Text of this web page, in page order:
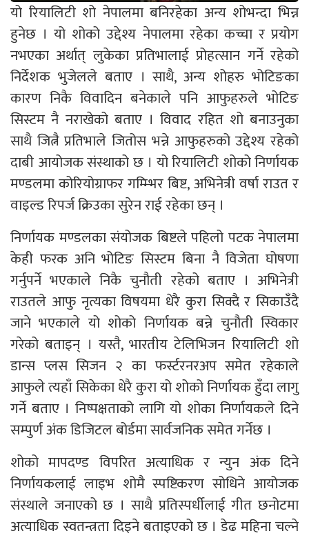
यो रियालिटी शो नेपालमा बनिरहेका अन्य शोभन्दा भिन्न
हुनेछ । यो शोको उद्देश्य नेपालमा रहेका कच्चा र प्रयोग
नभएका अर्थात् लुकेका प्रतिभालाई प्रोहत्सान गर्ने रहेको
निर्देशक भुजेलले बताए । साथै, अन्य शोहरु भोटिङका
कारण निकै विवादिन बनेकाले पनि आफुहरुले भोटिङ
सिस्टम नै नराखेको बताए । विवाद रहित शो बनाउनुका
साथै जित्नै प्रतिभाले जितोस भन्ने आफुहरुको उद्देश्य रहेको
दाबी आयोजक संस्थाको छ । यो रियालिटी शोको निर्णायक
मण्डलमा कोरियोग्राफर गम्म्भिर बिष्ट, अभिनेत्री वर्षा राउत र
वाइल्ड रिपर्ज क्रिउका सुरेन राई रहेका छन् ।
निर्णायक मण्डलका संयोजक बिष्टले पहिलो पटक नेपालमा
केही फरक अनि भोटिङ सिस्टम बिना नै विजेता घोषणा
गर्नुपर्ने भएकाले निकै चुनौती रहेको बताए । अभिनेत्री
राउतले आफु नृत्यका विषयमा धेरै कुरा सिक्दै र सिकाउँदै
जाने भएकाले यो शोको निर्णायक बन्ने चुनौती स्विकार
गरेको बताइन् । यस्तै, भारतीय टेलिभिजन रियालिटी शो
डान्स प्लस सिजन २ का फर्स्टरनरअप समेत रहेकाले
आफुले त्यहाँ सिकेका धेरै कुरा यो शोको निर्णायक हुँदा लागु
गर्ने बताए । निष्पक्षताको लागि यो शोका निर्णायकले दिने
सम्पुर्ण अंक डिजिटल बोर्डमा सार्वजनिक समेत गर्नेछ ।
शोको मापदण्ड विपरित अत्याधिक र न्युन अंक दिने
निर्णायकलाई लाइभ शोमै स्पष्टिकरण सोधिने आयोजक
संस्थाले जनाएको छ । साथै प्रतिस्पर्धीलाई गीत छनोटमा
अत्याधिक स्वतन्त्रता दिइने बताइएको छ । डेढ महिना चल्ने